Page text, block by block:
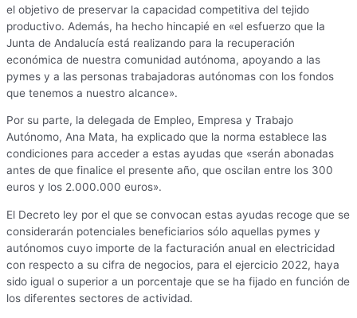
el objetivo de preservar la capacidad competitiva del tejido
productivo. Además, ha hecho hincapié en «el esfuerzo que la
Junta de Andalucía está realizando para la recuperación
económica de nuestra comunidad autónoma, apoyando a las
pymes y a las personas trabajadoras autónomas con los fondos
que tenemos a nuestro alcance».
Por su parte, la delegada de Empleo, Empresa y Trabajo
Autónomo, Ana Mata, ha explicado que la norma establece las
condiciones para acceder a estas ayudas que «serán abonadas
antes de que finalice el presente año, que oscilan entre los 300
euros y los 2.000.000 euros».
El Decreto ley por el que se convocan estas ayudas recoge que se
considerarán potenciales beneficiarios sólo aquellas pymes y
autónomos cuyo importe de la facturación anual en electricidad
con respecto a su cifra de negocios, para el ejercicio 2022, haya
sido igual o superior a un porcentaje que se ha fijado en función de
los diferentes sectores de actividad.